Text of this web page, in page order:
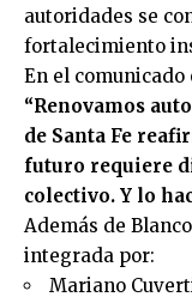
autoridades se
fortalecimiento
En el
“Renovamos
de Santa Fe
futuro requiere
colectivo. Y lo
Además de
integrada por:
Mariano